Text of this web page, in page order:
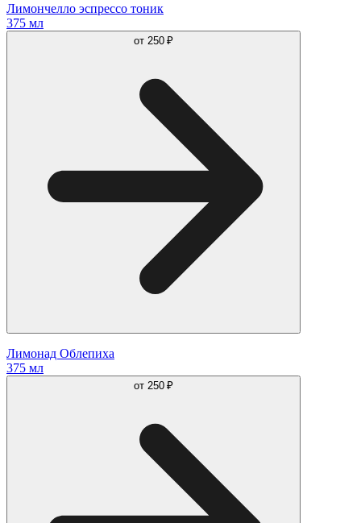
Лимончелло эспрессо тоник
375 мл
от 250 ₽
Лимонад Облепиха
375 мл
от 250 ₽